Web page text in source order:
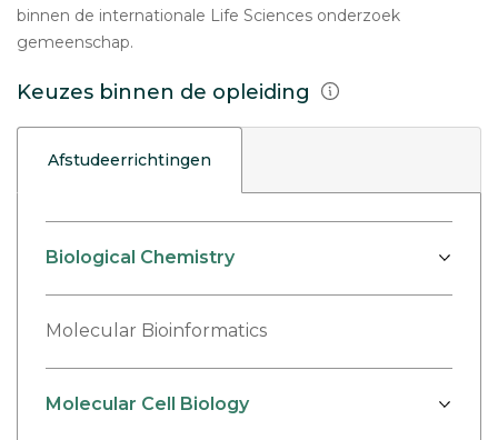
binnen de internationale Life Sciences onderzoek
gemeenschap.
Keuzes binnen de opleiding
Afstudeerrichtingen
Biological Chemistry
Molecular Bioinformatics
Molecular Cell Biology